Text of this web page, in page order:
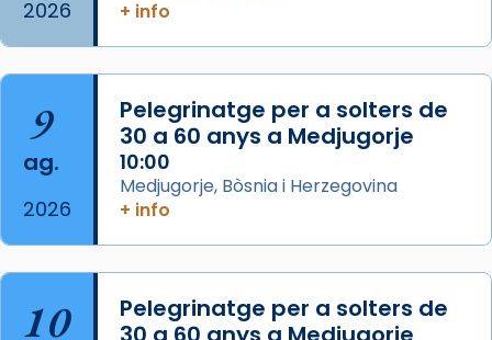
Arquebisbat de Barcelona
2 weeks ago
missa d’acció de gràcies en agraïment al
comitè organitzador de la visita apostòlica
del Sant Pare Lleó XIV a Barcelona, i als
col·laboradors, a la Catedral de Barcelona.
Mons. David Abadías.
2026
+ info
9
ag.
2026
Pelegrinatge per a solters de
30 a 60 anys a Medjugorje
10:00
Medjugorje, Bòsnia i Herzegovina
+ info
10
Pelegrinatge per a solters de